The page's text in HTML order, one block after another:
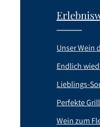
Unser Wein
Endlich
Lieblings-
Perfekte
Wein zum